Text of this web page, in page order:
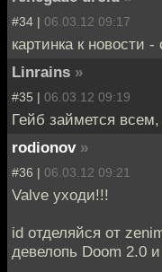
#34 | 06.03.12 09:17
картинка к новости
Linrains »
#35 | 06.03.12 09:19
Гейб займется
rodionov »
#36 | 06.03.12 09:21
Valve уходи!!!
id отделяйся от
девелопь Doom 2.0